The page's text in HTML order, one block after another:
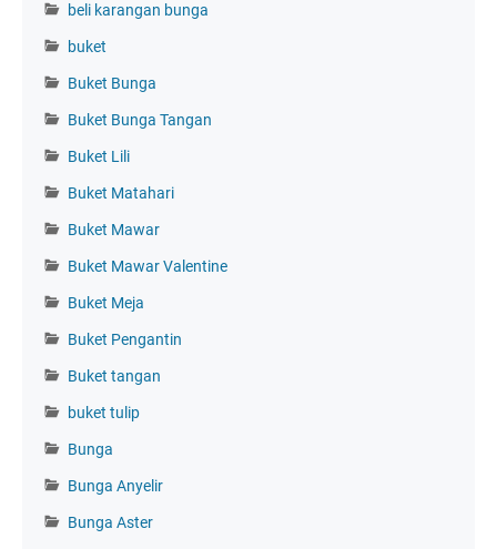
beli karangan bunga
buket
Buket Bunga
Buket Bunga Tangan
Buket Lili
Buket Matahari
Buket Mawar
Buket Mawar Valentine
Buket Meja
Buket Pengantin
Buket tangan
buket tulip
Bunga
Bunga Anyelir
Bunga Aster